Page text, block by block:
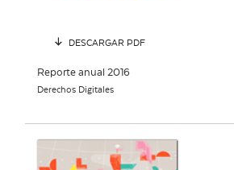
DESCARGAR PDF
Reporte anual 2016
Derechos Digitales